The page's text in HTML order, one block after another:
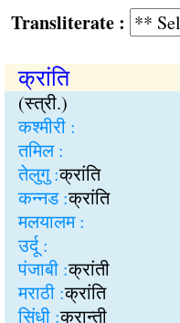
:
क्रांति
(स्त्री.)
कश्मीरी :
तमिल :
तेलुगु :क्रांति
कन्नड :क्रांति
मलयालम :
उर्दू :
पंजाबी :क्रांती
मराठी :क्रांति
सिंधी :क्रान्ती